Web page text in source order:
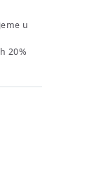
u
20%